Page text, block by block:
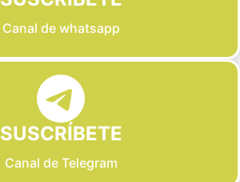
Canal de whatsapp
SUSCRÍBETE
Canal de Telegram